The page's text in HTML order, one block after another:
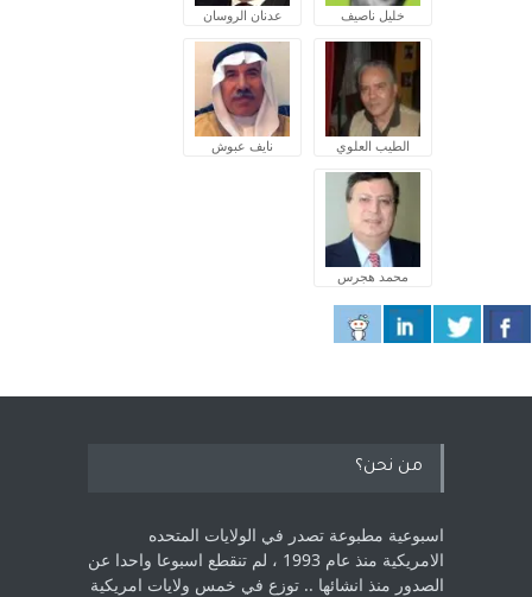
خليل ناصيف عدنان الروسان
الطيب العلوي نايف عبوش
محمد هجرس
من نحن؟
اسبوعية مطبوعة تصدر في الولايات المتحده
الامريكية منذ عام 1993 ، لم ‏تنقطع اسبوعا واحدا عن
الصدور منذ انشائها .. توزع في خمس ولايات امريكية